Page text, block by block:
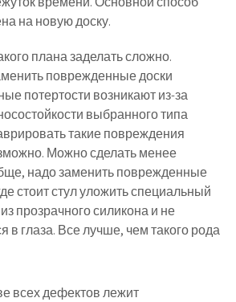
на новую доску.
потертости возникают из-за
выбранного типа
такие повреждения
Можно сделать менее
надо заменить поврежденные
стоит стул уложить специальный
прозрачного силикона и не
в глаза. Все лучше, чем такого рода
всех дефектов лежит